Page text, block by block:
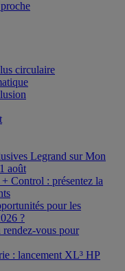
circulaire
Legrand sur Mon
août
Control : présentez la
pour les
?
vous pour
: lancement XL³ HP